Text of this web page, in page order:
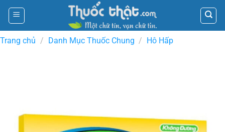
Skip
content
Trang chủ / Danh Mục Thuốc Chung / Hô Hấp